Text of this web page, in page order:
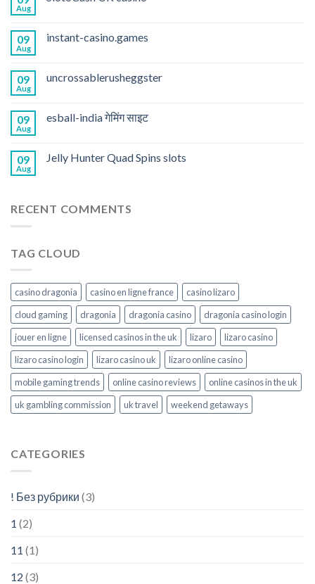
Aug
09
Aug
instant-casino.games
09
Aug
uncrossablerusheggster
09
Aug
esball-india गेमिंग साइट
09
Aug
Jelly Hunter Quad Spins slots
RECENT COMMENTS
TAG CLOUD
casino dragonia casino en ligne france
casino lizaro
cloud gaming
dragonia dragonia casino
dragonia casino login
jouer en ligne
licensed casinos in the uk lizaro
lizaro casino
lizaro casino login
lizaro casino uk
lizaro online casino
mobile gaming trends
online casino reviews
online casinos in the uk
uk gambling commission
uk travel weekend getaways
CATEGORIES
! Без рубрики (3)
1 (2)
11 (1)
12 (3)